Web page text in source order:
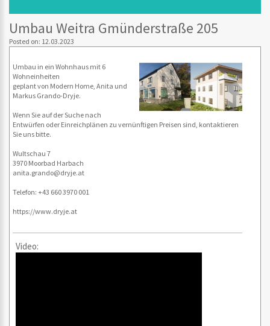
Umbau Weitra Gmünderstraße 205
Posted on: 12.03.2023
Umbau in ein Wohnhaus mit 6
Wohneinheiten
geplant von Modern Home, Anita und
Markus Grando-Dryje.
Wenn Sie auf der Suche nach
Entwürfen oder Einreichplänen zu vernünftigen Preisen sind, kontaktieren
Sie uns bitte.
Wultschau 7
3970 Moorbad Harbach
anita.grando@dryje.at
Telefon: +43 660 3970 001
https://www.dryje.at
Video: